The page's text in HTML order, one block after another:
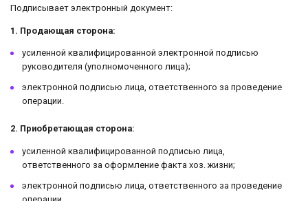
Подписывает электронный документ:
1. Продающая сторона:
усиленной квалифицированной электронной подписью
руководителя (уполномоченного лица);
электронной подписью лица, ответственного за проведение
операции.
2. Приобретающая сторона:
усиленной квалифицированной подписью лица,
ответственного за оформление факта хоз. жизни;
электронной подписью лица, ответственного за проведение